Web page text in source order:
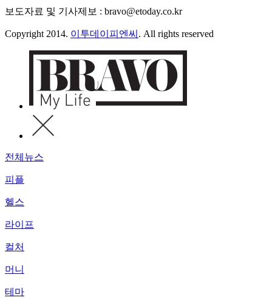
보도자료 및 기사제보 : bravo@etoday.co.kr
Copyright 2014. 이투데이피엔씨 . All rights reserved
전체뉴스
피플
헬스
라이프
컬처
머니
테마